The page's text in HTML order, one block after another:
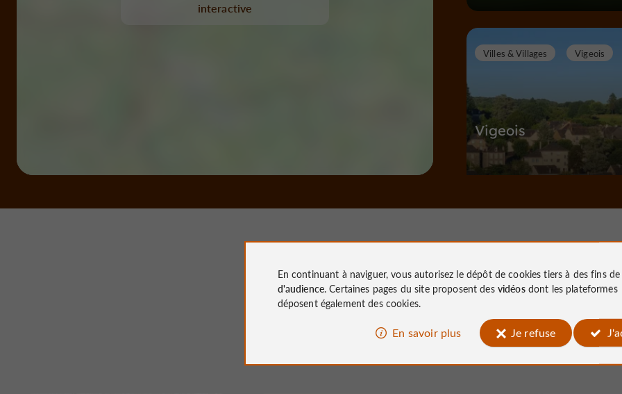
interactive
Vigeois
Villes & Villages Vigeois
S
ites Naturels / Parcs Naturels
Vous aimerez
aussi
En continuant à naviguer, vous autorisez le dépôt de cookies tiers à des fins de
d'audience. Certaines pages du site proposent des vidéosdont les plateformes
déposent également des cookies.
En savoir plus Je refuse